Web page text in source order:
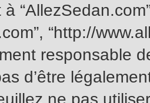
“http://
responsable
d’être
ne pas